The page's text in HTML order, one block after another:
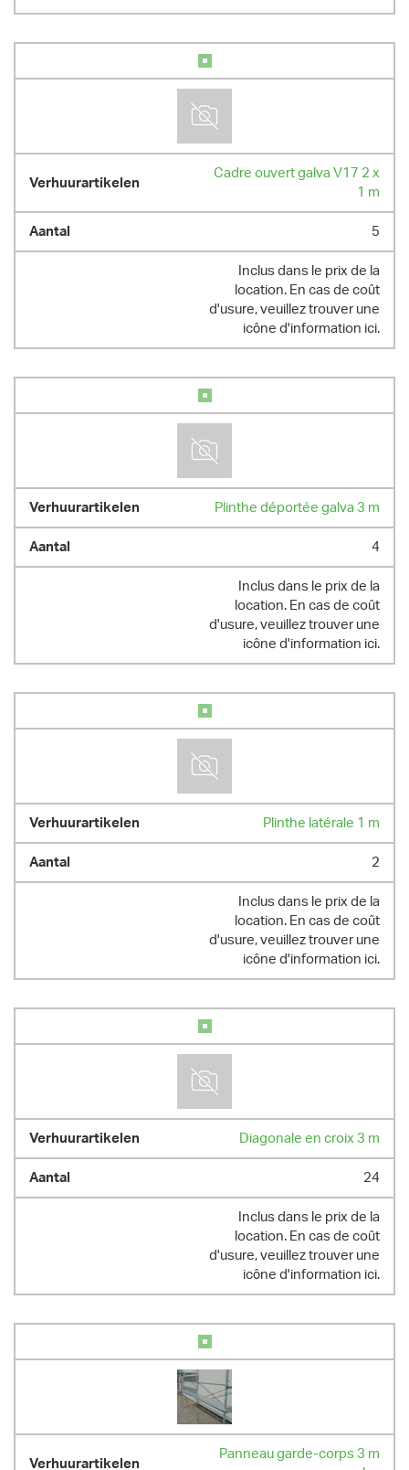
Cadre ouvert galva V17 2 x
1 m
5
Inclus dans le prix de la
location. En cas de coût
d'usure, veuillez trouver une
icône d'information ici.
Plinthe déportée galva 3 m
4
Inclus dans le prix de la
location. En cas de coût
d'usure, veuillez trouver une
icône d'information ici.
Plinthe latérale 1 m
2
Inclus dans le prix de la
location. En cas de coût
d'usure, veuillez trouver une
icône d'information ici.
Diagonale en croix 3 m
24
Inclus dans le prix de la
location. En cas de coût
d'usure, veuillez trouver une
icône d'information ici.
Panneau garde-corps 3 m